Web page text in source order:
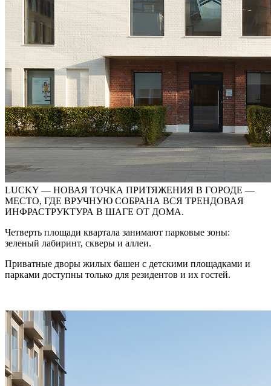
LUCKY — НОВАЯ ТОЧКА ПРИТЯЖЕНИЯ В ГОРОДЕ —
МЕСТО, ГДЕ ВРУЧНУЮ СОБРАНА ВСЯ ТРЕНДОВАЯ
ИНФРАСТРУКТУРА В ШАГЕ ОТ ДОМА.
Четверть площади квартала занимают парковые зоны:
зеленый лабиринт, скверы и аллеи.
Приватные дворы жилых башен с детскими площадками и
парками доступны только для резидентов и их гостей.